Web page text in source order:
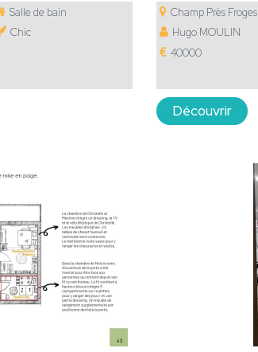
Salle de bain
Chic
Champ Près Froges
Hugo MOULIN
40000
Découvrir